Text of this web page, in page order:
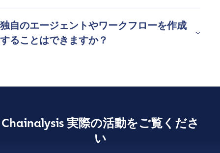
独自のエージェントやワークフローを作成
することはできますか？
Chainalysis 実際の活動をご覧くださ
い